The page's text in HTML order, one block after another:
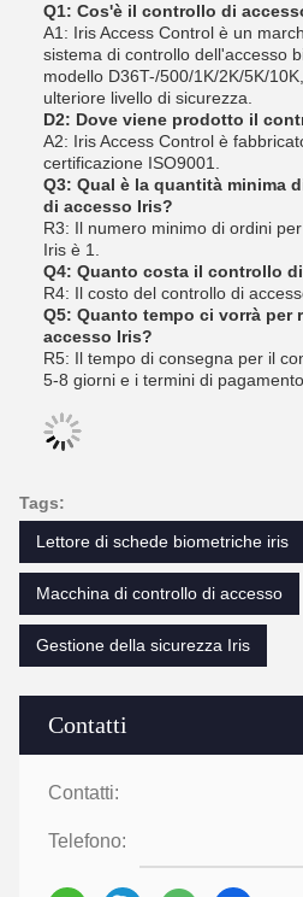
Contatti
Contatti:
Telefono:
Q1: Cos'è il controllo di
A1: Iris Access Control è un
sistema di controllo dell'accesso
modello D36T-/500/1K/2K/5K/
ulteriore livello di sicurezza.
D2: Dove viene prodotto il
A2: Iris Access Control è
certificazione ISO9001.
Q3: Qual è la quantità minima
di accesso Iris?
R3: Il numero minimo di ordini
Iris è 1.
Q4: Quanto costa il controllo
R4: Il costo del controllo di
Q5: Quanto tempo ci vorrà per
accesso Iris?
R5: Il tempo di consegna per il
5-8 giorni e i termini di
Tags:
Lettore di schede biometriche iris
Macchina di controllo di accesso
Gestione della sicurezza Iris